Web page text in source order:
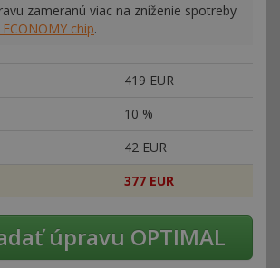
zameranú viac na zníženie spotreby
ECONOMY chip.
419 EUR
10 %
42 EUR
377 EUR
úpravu OPTIMAL